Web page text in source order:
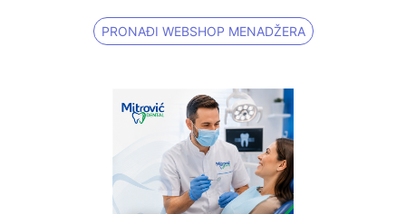
PRONAĐI WEBSHOP MENADŽERA